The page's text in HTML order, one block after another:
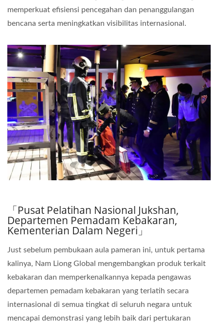
memperkuat efisiensi pencegahan dan penanggulangan
bencana serta meningkatkan visibilitas internasional.
「Pusat Pelatihan Nasional Jukshan,
Departemen Pemadam Kebakaran,
Kementerian Dalam Negeri」
Just sebelum pembukaan aula pameran ini, untuk pertama
kalinya, Nam Liong Global mengembangkan produk terkait
kebakaran dan memperkenalkannya kepada pengawas
departemen pemadam kebakaran yang terlatih secara
internasional di semua tingkat di seluruh negara untuk
mencapai demonstrasi yang lebih baik dari pertukaran